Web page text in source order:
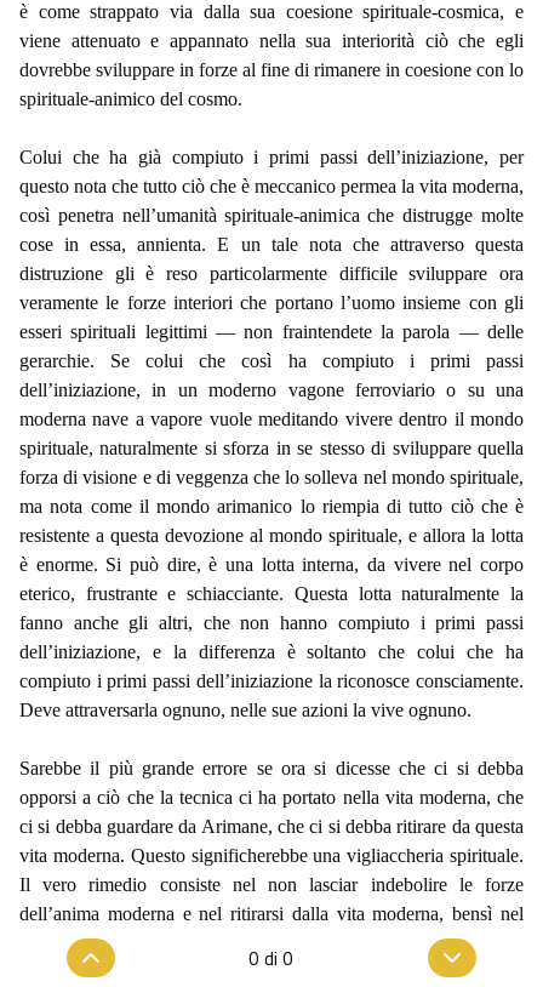
è come strappato via dalla sua coesione spirituale-cosmica, e
viene attenuato e appannato nella sua interiorità ciò che egli
dovrebbe sviluppare in forze al fine di rimanere in coesione con lo
spirituale-animico del cosmo.
Colui che ha già compiuto i primi passi dell’iniziazione, per
questo nota che tutto ciò che è meccanico permea la vita moderna,
così penetra nell’umanità spirituale-animica che distrugge molte
cose in essa, annienta. E un tale nota che attraverso questa
distruzione gli è reso particolarmente difficile sviluppare ora
veramente le forze interiori che portano l’uomo insieme con gli
esseri spirituali legittimi — non fraintendete la parola — delle
gerarchie. Se colui che così ha compiuto i primi passi
dell’iniziazione, in un moderno vagone ferroviario o su una
moderna nave a vapore vuole meditando vivere dentro il mondo
spirituale, naturalmente si sforza in se stesso di sviluppare quella
forza di visione e di veggenza che lo solleva nel mondo spirituale,
ma nota come il mondo arimanico lo riempia di tutto ciò che è
resistente a questa devozione al mondo spirituale, e allora la lotta
è enorme. Si può dire, è una lotta interna, da vivere nel corpo
eterico, frustrante e schiacciante. Questa lotta naturalmente la
fanno anche gli altri, che non hanno compiuto i primi passi
dell’iniziazione, e la differenza è soltanto che colui che ha
compiuto i primi passi dell’iniziazione la riconosce consciamente.
Deve attraversarla ognuno, nelle sue azioni la vive ognuno.
Sarebbe il più grande errore se ora si dicesse che ci si debba
opporsi a ciò che la tecnica ci ha portato nella vita moderna, che
ci si debba guardare da Arimane, che ci si debba ritirare da questa
vita moderna. Questo significherebbe una vigliaccheria spirituale.
Il vero rimedio consiste nel non lasciar indebolire le forze
dell’anima moderna e nel ritirarsi dalla vita moderna, bensì nel
rendere forti le forze dell’anima, affinché la vita moderna possa
essere sopportata. Un comportamento coraggioso verso la vita
0 di0